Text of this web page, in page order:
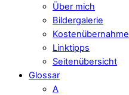
Über mich
Bildergalerie
Kostenübernahme
Linktipps
Seitenübersicht
Glossar
A